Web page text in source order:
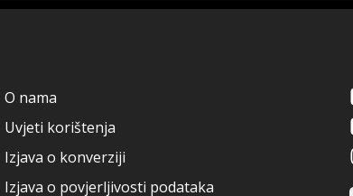
O nama
Uvjeti korištenja
Izjava o konverziji
Izjava o povjerljivosti podataka